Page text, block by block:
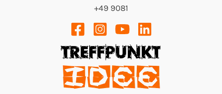
+49 9081